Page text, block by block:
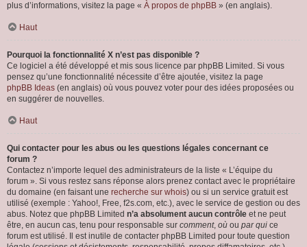
plus d’informations, visitez la page « À propos de phpBB » (en anglais).
Haut
Pourquoi la fonctionnalité X n’est pas disponible ?
Ce logiciel a été développé et mis sous licence par phpBB Limited. Si vous
pensez qu’une fonctionnalité nécessite d’être ajoutée, visitez la page
phpBB Ideas (en anglais) où vous pouvez voter pour des idées proposées ou
en suggérer de nouvelles.
Haut
Qui contacter pour les abus ou les questions légales concernant ce
forum ?
Contactez n’importe lequel des administrateurs de la liste « L’équipe du
forum ». Si vous restez sans réponse alors prenez contact avec le propriétaire
du domaine (en faisant une recherche sur whois) ou si un service gratuit est
utilisé (exemple : Yahoo!, Free, f2s.com, etc.), avec le service de gestion ou des
abus. Notez que phpBB Limited n’a absolument aucun contrôle et ne peut
être, en aucun cas, tenu pour responsable sur comment, où ou par qui ce
forum est utilisé. Il est inutile de contacter phpBB Limited pour toute question